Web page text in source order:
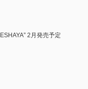
2月発売予定